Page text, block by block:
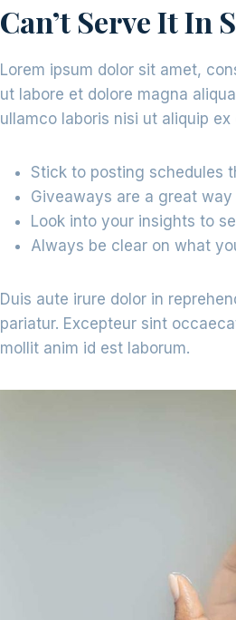
Can’t Serve It In
Lorem ipsum dolor sit amet,
ut labore et dolore magna
ullamco laboris nisi ut aliquip
Stick to posting schedules
Giveaways are a great
Look into your insights to
Always be clear on what
Duis aute irure dolor in
pariatur. Excepteur sint
mollit anim id est laborum.